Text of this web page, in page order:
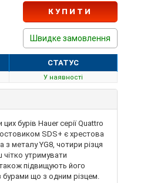
Швидке замовлення
КУПИТИ
СТАТУС
У наявності
бурів Hauer серії Quattro
SDS+ є хрестова
металу YG8, чотири різця
утримувати
підвищують його
бурами що з одним різцем.